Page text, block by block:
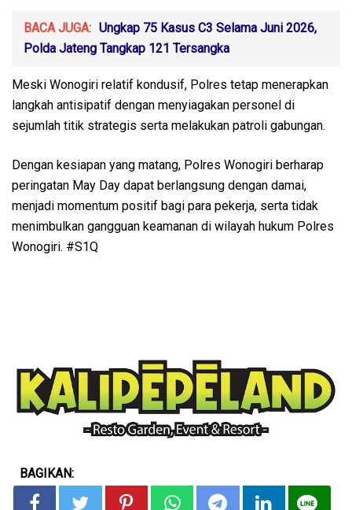
BACA JUGA: Ungkap 75 Kasus C3 Selama Juni 2026,
Polda Jateng Tangkap 121 Tersangka
Meski Wonogiri relatif kondusif, Polres tetap menerapkan
langkah antisipatif dengan menyiagakan personel di
sejumlah titik strategis serta melakukan patroli gabungan.
Dengan kesiapan yang matang, Polres Wonogiri berharap
peringatan May Day dapat berlangsung dengan damai,
menjadi momentum positif bagi para pekerja, serta tidak
menimbulkan gangguan keamanan di wilayah hukum Polres
Wonogiri. #S1Q
BAGIKAN: